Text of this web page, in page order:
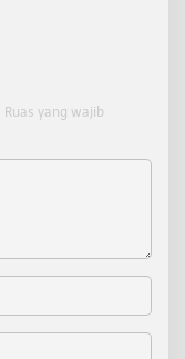
Ruas yang wajib